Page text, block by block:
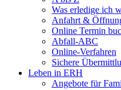
Was erledige ich
Anfahrt &
Online Termin
Abfall-ABC
Online-Verfahren
Sichere
Leben in ERH
Angebote für